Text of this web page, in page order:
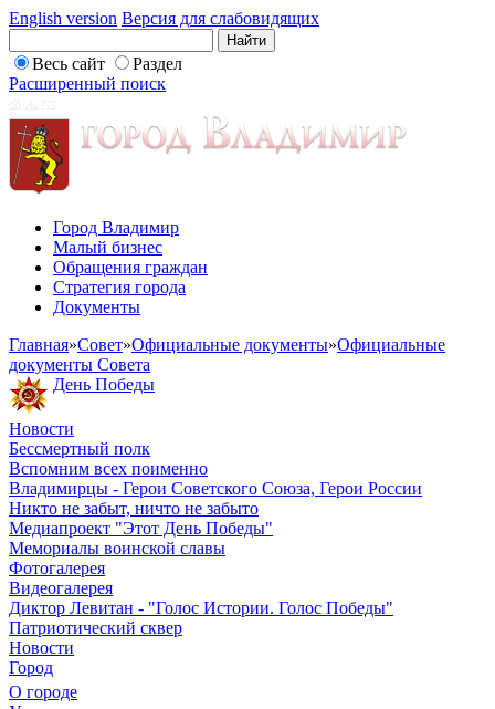
English version Версия для слабовидящих
Весь сайт
Раздел
Расширенный поиск
Город Владимир
Малый бизнес
Обращения граждан
Стратегия города
Документы
Главная»Совет»Официальные документы»Официальные
документы Совета
День Победы
Новости
Бессмертный полк
Вспомним всех поименно
Владимирцы - Герои Советского Союза, Герои России
Никто не забыт, ничто не забыто
Медиапроект "Этот День Победы"
Мемориалы воинской славы
Фотогалерея
Видеогалерея
Диктор Левитан - "Голос Истории. Голос Победы"
Патриотический сквер
Новости
Город
О городе